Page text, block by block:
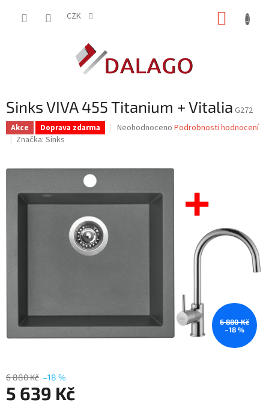
CZK
Sinks VIVA 455 Titanium + Vitalia G272
Akce Doprava zdarma
Průměrné
0,0
5
hvězdiček.
Neohodnoceno Podrobnosti hodnocení
Značka: Sinks
6 880 Kč
–18 %
6 880 Kč –18 %
5 639 Kč